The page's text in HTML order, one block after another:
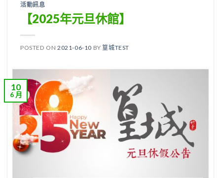
活動訊息
【2025年元旦休館】
POSTED ON 2021-06-10 BY篁城TEST
10
6 月